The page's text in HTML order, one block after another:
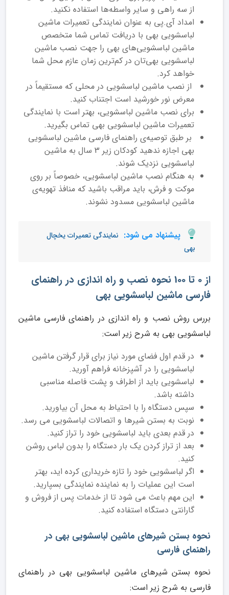
از سه راهی و سایر واسطه‌ها استفاده نکنید.
امداد آی.پی به عنوان نمایندگی تعمیرات ماشین
لباسشویی بهی با دریافت تماس شما متخصص
ماشین لباسشویی‌های بهی را جهت نصب ماشین
لباسشویی بهی‌تان در کم‌ترین زمان عازم محل شما
خواهد کرد.
از نصب ماشین لباسشویی در محلی که مستقیماً در
معرض نور خورشید است اجتناب کنید.
برای نصب ماشین لباسشویی، بهتر است با نمایندگی
تعمیرات ماشین لباسشویی بهی تماس بگیرید.
بر طبق توصیه‌ی راهنمای فارسی ماشین لباسشویی
بهی اجازه ندهید کودکان زیر 3 سال به ماشین
لباسشویی نزدیک شوند.
به هنگام نصب ماشین لباسشویی، خصوصاً بر روی
موکت و فرش، باید مراقب باشید که منافذ تهویه‌ی
ماشین لباسشویی مسدود نشوند.
پیشنهاد می شود: نمایندگی تعمیرات یخچال
بهی
از 0 تا 100 نحوه نصب و راه اندازی در راهنمای
فارسی ماشین لباسشویی بهی
بررس روش نصب و راه اندازی در راهنمای فارسی ماشین
لباسشویی بهی به شرح زیر است:
در قدم اول فضای مورد نیاز برای قرار گرفتن ماشین
لباسشویی را در آشپزخانه فراهم آورید.
لباسشویی باید از اطراف و پشت فاصله مناسبی
داشته باشد.
سپس دستگاه را با احتیاط به محل آن بیاورید.
نوبت به بستن شیرها و اتصالات لباسشویی می رسد.
در قدم بعدی باید لباسشویی خود را تراز کنید.
بعد از تراز کردن یک بار دستگاه را بدون لباس روشن
کنید.
اگر لباسشویی خود را تازه خریداری کرده اید، بهتر
است این عملیات را به نماینده نمایندگی بسپارید.
این مهم باعث می شود تا از خدمات پس از فروش و
گارانتی دستگاه استفاده کنید.
نحوه بستن شیرهای ماشین لباسشویی بهی در
راهنمای فارسی
نحوه بستن شیرهای ماشین لباسشویی بهی در راهنمای
فارسی به شرح زیر است: